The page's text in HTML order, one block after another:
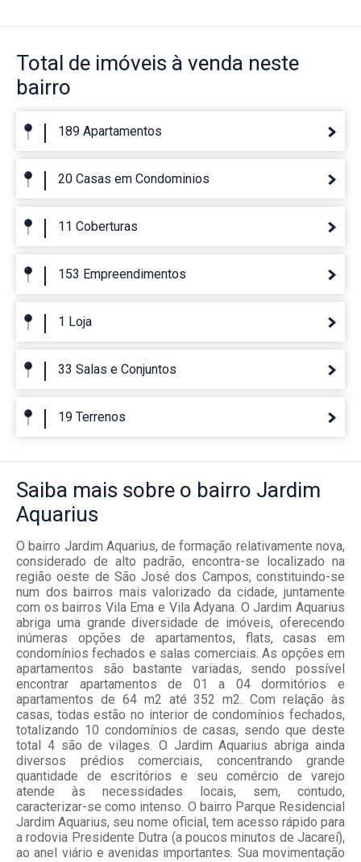
Total de imóveis à venda neste
bairro
189 Apartamentos
20 Casas em Condominios
11 Coberturas
153 Empreendimentos
1 Loja
33 Salas e Conjuntos
19 Terrenos
Saiba mais sobre o bairro Jardim
Aquarius
O bairro Jardim Aquarius, de formação relativamente nova,
considerado de alto padrão, encontra-se localizado na
região oeste de São José dos Campos, constituindo-se
num dos bairros mais valorizado da cidade, juntamente
com os bairros Vila Ema e Vila Adyana. O Jardim Aquarius
abriga uma grande diversidade de imóveis, oferecendo
inúmeras opções de apartamentos, flats, casas em
condomínios fechados e salas comerciais. As opções em
apartamentos são bastante variadas, sendo possível
encontrar apartamentos de 01 a 04 dormitórios e
apartamentos de 64 m2 até 352 m2. Com relação às
casas, todas estão no interior de condomínios fechados,
totalizando 10 condomínios de casas, sendo que deste
total 4 são de vilages. O Jardim Aquarius abriga ainda
diversos prédios comerciais, concentrando grande
quantidade de escritórios e seu comércio de varejo
atende às necessidades locais, sem, contudo,
caracterizar-se como intenso. O bairro Parque Residencial
Jardim Aquarius, seu nome oficial, tem acesso rápido para
a rodovia Presidente Dutra (a poucos minutos de Jacareí),
ao anel viário e avenidas importantes. Sua movimentação